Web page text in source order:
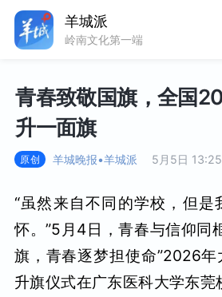
青春致敬国旗，全国
升一面旗
原创 羊城晚报•羊城派 5月5日 13:25
“虽然来自不同的学校，但是
怀。”5月4日，青春与信仰同
旗，青春逐梦担使命”2026
升旗仪式在广东医科大学东
羊城派
岭南文化第一端